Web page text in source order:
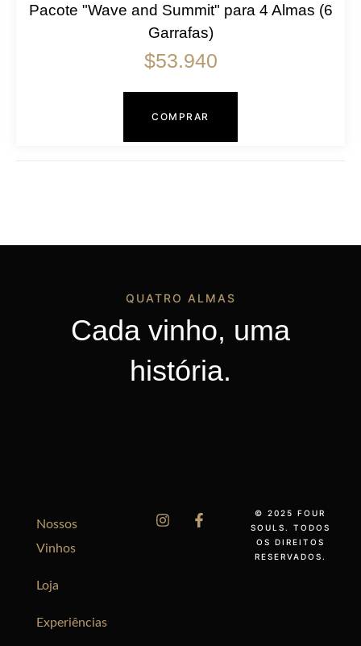
Pacote "Wave and Summit" para 4 Almas (6
Garrafas)
$53.940
COMPRAR
QUATRO ALMAS
Cada vinho, uma
história.
Nossos
Vinhos
Loja
Experiências
© 2025 FOUR
SOULS. TODOS
OS DIREITOS
RESERVADOS.